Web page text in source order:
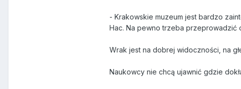
- Krakowskie muzeum jest bardzo
Hac. Na pewno trzeba przeprowadzić
Wrak jest na dobrej widoczności, na
Naukowcy nie chcą ujawnić gdzie